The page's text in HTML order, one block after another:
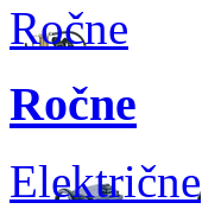
Ročne
Ročne
Električne